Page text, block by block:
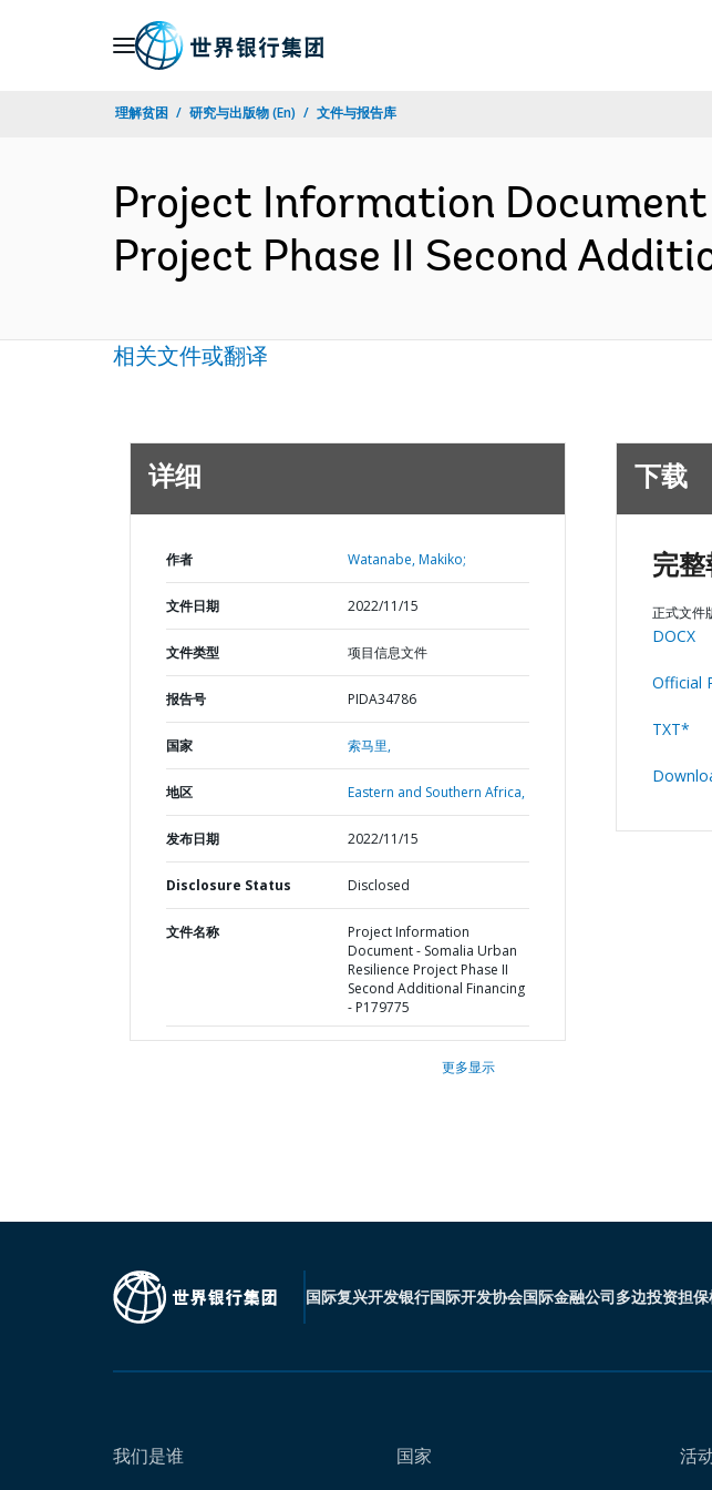
理解贫困 研究与出版物 (En) 文件与报告库
Project Information
Project Phase II Second
相关文件或翻译
详细
作者 Watanabe, Makiko;
文件日期 2022/11/15
文件类型 项目信息文件
报告号 PIDA34786
国家 索马里,
地区 Eastern and Southern Africa,
发布日期 2022/11/15
Disclosure Status Disclosed
文件名称
Project Information
Document - Somalia Urban
Resilience Project Phase II
Second Additional Financing
- P179775
更多显示
下载
完整
正式文件
DOCX
Official
TXT*
国际复兴开发银行国际开发协会国际金融公司多边投资担
我们是谁 国家 活